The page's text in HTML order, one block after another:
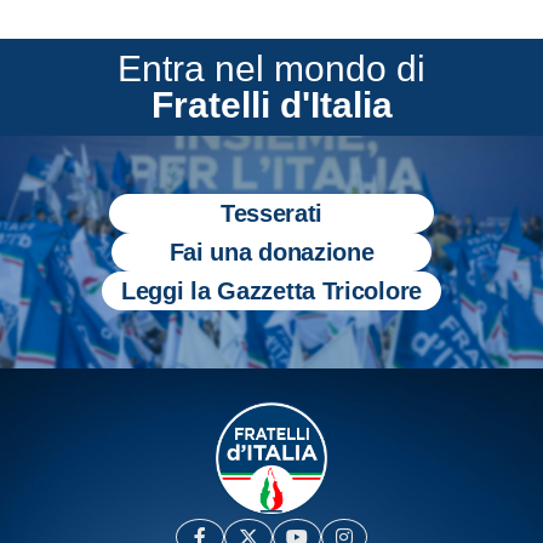
Entra nel mondo di
Fratelli d'Italia
Tesserati
Fai una donazione
Leggi la Gazzetta Tricolore